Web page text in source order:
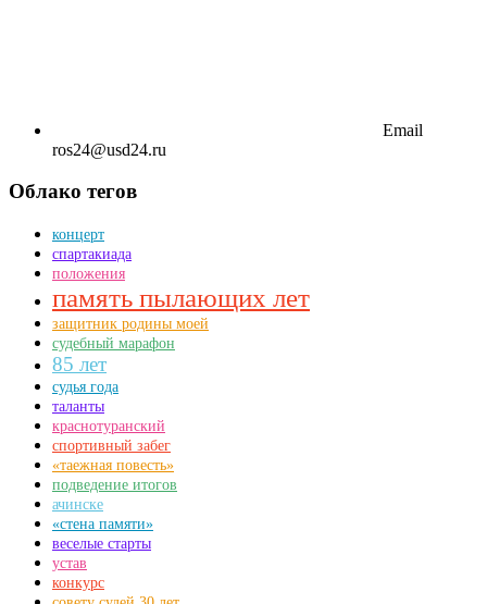
Email
ros24@usd24.ru
Облако тегов
концерт
спартакиада
положения
память пылающих лет
защитник родины моей
судебный марафон
85 лет
судья года
таланты
краснотуранский
спортивный забег
«таежная повесть»
подведение итогов
ачинске
«стена памяти»
веселые старты
устав
конкурс